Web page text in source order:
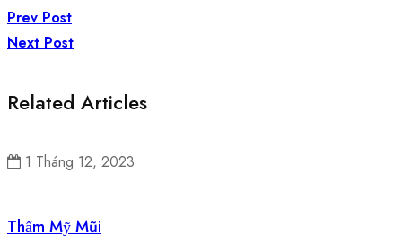
Prev Post
Next Post
Related Articles
1 Tháng 12, 2023
Thẩm Mỹ Mũi